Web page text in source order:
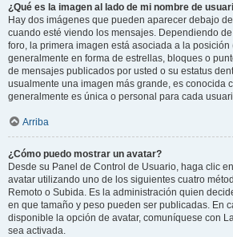
¿Qué es la imagen al lado de mi nombre de
Hay dos imágenes que pueden aparecer debajo
cuando esté viendo los mensajes. Dependiendo
foro, la primera imagen está asociada a la
generalmente en forma de estrellas, bloques o
de mensajes publicados por usted o su estatus
usualmente una imagen más grande, es conocida
generalmente es única o personal para cada
Arriba
¿Cómo puedo mostrar un avatar?
Desde su Panel de Control de Usuario, haga clic
avatar utilizando uno de los siguientes cuatro
Remoto o Subida. Es la administración quien
en que tamaño y peso pueden ser publicadas. En
disponible la opción de avatar, comuníquese con
sea activada.